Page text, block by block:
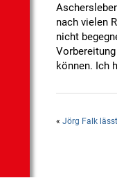
nach vielen
nicht
können. Ich
« Jörg Falk